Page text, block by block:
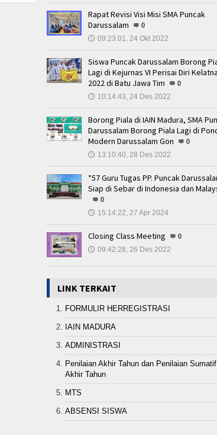
Rapat Revisi Visi Misi SMA Puncak
Darussalam
0
🕔 09:23:01, 24 Okt 2022
Siswa Puncak Darussalam Borong
Lagi di Kejurnas VI Perisai Diri
2022 di Batu Jawa Tim
0
🕔 10:14:43, 24 Des 2022
Borong Piala di IAIN Madura, SMA
Darussalam Borong Piala Lagi di
Modern Darussalam Gon
0
🕔 13:10:40, 28 Des 2022
*57 Guru Tugas PP. Puncak
Siap di Sebar di Indonesia dan
0
🕔 15:14:22, 27 Apr 2024
Closing Class Meeting 0
🕔 09:42:28, 26 Des 2022
LINK TERKAIT
FORMULIR HERREGISTRASI
IAIN MADURA
ADMINISTRASI
Penilaian Akhir Tahun dan Penilaian Sumatif
Akhir Tahun
MTS
ABSENSI SISWA